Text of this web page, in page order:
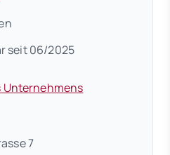
seit 06/2025
Unternehmens
7